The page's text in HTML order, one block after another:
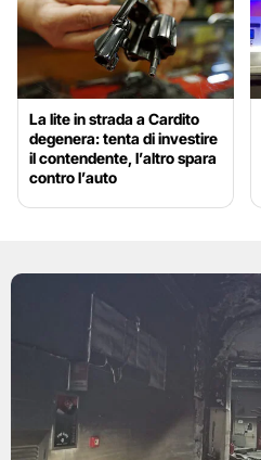
La lite in strada a Cardito
degenera: tenta di investire
il contendente, l’altro spara
contro l’auto